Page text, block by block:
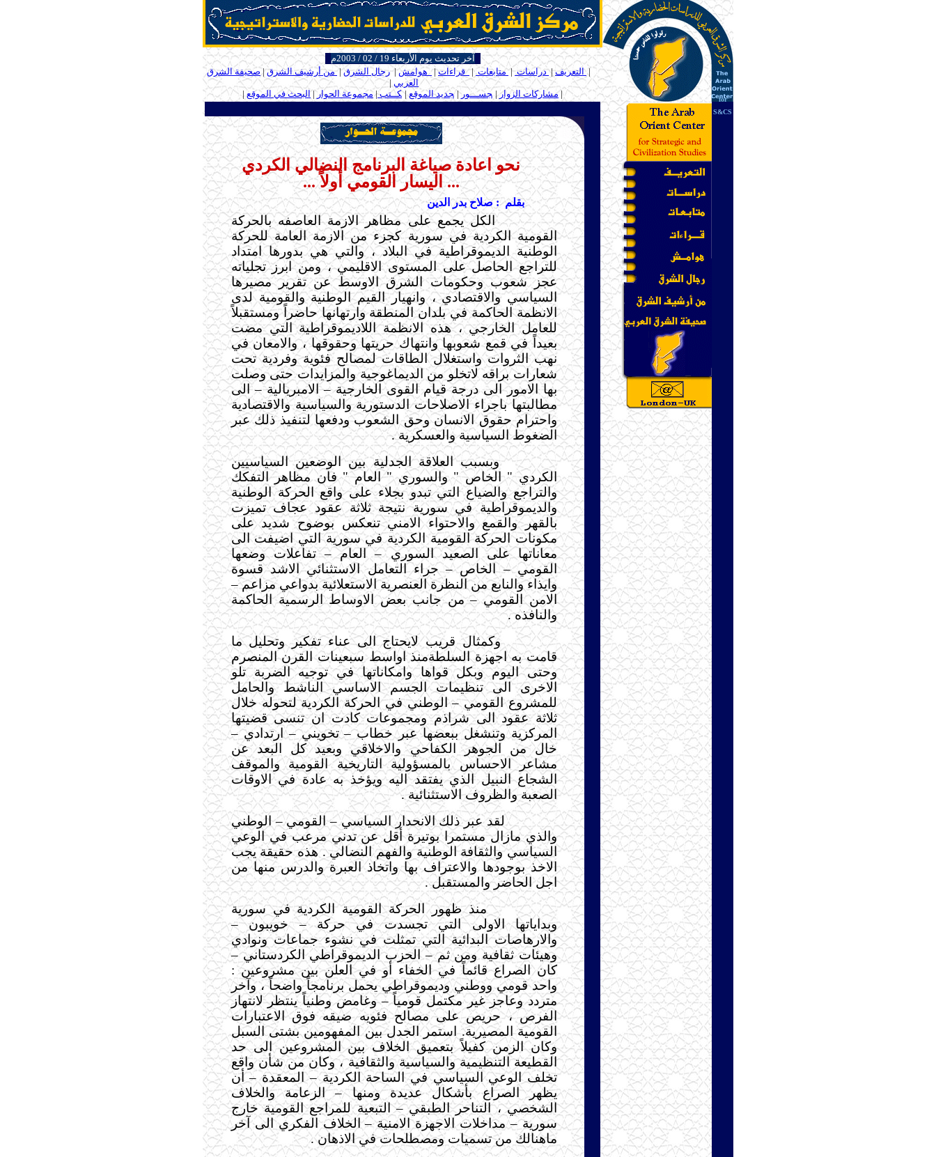
آخر تحديث يوم الأربعاء 19 / 02 / 2003م
ــ |التعريف |دراسات |متابعات| قراءات| هوامش| رجال الشرق| من أرشيف الشرق|صحيفة الشرق
العربي |ـ
|مشاركات الزوار| جســـور|ـجديد الموقع|ـكــتب| مجموعة الحوار | البحث في الموقع|ـ
نحو اعادة صياغة البرنامج النضالي الكردي
... اليسار القومي أولاً ...
بقلم : صلاح بدر الدين
الكل يجمع على مظاهر الازمة العاصفه بالحركة
القومية الكردية في سورية كجزء من الازمة العامة للحركة
الوطنية الديموقراطية في البلاد ، والتي هي بدورها امتداد
للتراجع الحاصل على المستوى الاقليمي ، ومن ابرز تجلياته
عجز شعوب وحكومات الشرق الاوسط عن تقرير مصيرها
السياسي والاقتصادي ، وانهيار القيم الوطنية والقومية لدى
الانظمة الحاكمة في بلدان المنطقة وارتهانها حاضراً ومستقبلاً
للعامل الخارجي ، هذه الانظمة اللاديموقراطية التي مضت
بعيداً في قمع شعوبها وانتهاك حريتها وحقوقها ، والامعان في
نهب الثروات واستغلال الطاقات لمصالح فئوية وفردية تحت
شعارات براقه لاتخلو من الديماغوجية والمزايدات حتى وصلت
بها الامور الى درجة قيام القوى الخارجية – الامبريالية – الى
مطالبتها باجراء الاصلاحات الدستورية والسياسية والاقتصادية
واحترام حقوق الانسان وحق الشعوب ودفعها لتنفيذ ذلك عبر
الضغوط السياسية والعسكرية .
وبسبب العلاقة الجدلية بين الوضعين السياسيين
الكردي " الخاص " والسوري " العام " فان مظاهر التفكك
والتراجع والضياع التي تبدو بجلاء على واقع الحركة الوطنية
والديموقراطية في سورية نتيجة ثلاثة عقود عجاف تميزت
بالقهر والقمع والاحتواء الامني تنعكس بوضوح شديد على
مكونات الحركة القومية الكردية في سورية التي اضيفت الى
معاناتها على الصعيد السوري – العام – تفاعلات وضعها
القومي – الخاص – جراء التعامل الاستثنائي الاشد قسوة
وايذاء والنابع من النظرة العنصرية الاستعلائية بدواعي مزاعم –
الامن القومي – من جانب بعض الاوساط الرسمية الحاكمة
والنافذه .
وكمثال قريب لايحتاج الى عناء تفكير وتحليل ما
قامت به اجهزة السلطةمنذ اواسط سبعينات القرن المنصرم
وحتى اليوم وبكل قواها وامكاناتها في توجيه الضربة تلو
الاخرى الى تنظيمات الجسم الاساسي الناشط والحامل
للمشروع القومي – الوطني في الحركة الكردية لتحوله خلال
ثلاثة عقود الى شراذم ومجموعات كادت ان تنسى قضيتها
المركزية وتنشغل ببعضها عبر خطاب – تخويني – ارتدادي –
خال من الجوهر الكفاحي والاخلاقي وبعيد كل البعد عن
مشاعر الاحساس بالمسؤولية التاريخية القومية والموقف
الشجاع النبيل الذي يفتقد اليه ويؤخذ به عادة في الاوقات
الصعبة والظروف الاستثنائية .
لقد عبر ذلك الانحدار السياسي – القومي – الوطني
والذي مازال مستمرا بوتيرة أقل عن تدني مرعب في الوعي
السياسي والثقافة الوطنية والفهم النضالي . هذه حقيقة يجب
الاخذ بوجودها والاعتراف بها واتخاذ العبرة والدرس منها من
اجل الحاضر والمستقبل .
منذ ظهور الحركة القومية الكردية في سورية
وبداياتها الاولى التي تجسدت في حركة – خويبون –
والارهاصات البدائية التي تمثلت في نشوء جماعات ونوادي
وهيئات ثقافية ومن ثم – الحزب الديموقراطي الكردستاني –
كان الصراع قائماً في الخفاء أو في العلن بين مشروعين :
واحد قومي ووطني وديموقراطي يحمل برنامجاً واضحاً ، وآخر
متردد وعاجز غير مكتمل قومياً – وغامض وطنياً ينتظر لانتهاز
الفرص ، حريص على مصالح فئويه ضيقه فوق الاعتبارات
القومية المصيرية. استمر الجدل بين المفهومين بشتى السبل
وكان الزمن كفيلاً بتعميق الخلاف بين المشروعين الى حد
القطيعة التنظيمية والسياسية والثقافية ، وكان من شأن واقع
تخلف الوعي السياسي في الساحة الكردية – المعقدة – أن
يظهر الصراع بأشكال عديدة ومنها – الزعامة والخلاف
الشخصي ، التناحر الطبقي – التبعية للمراجع القومية خارج
سورية – مداخلات الاجهزة الامنية – الخلاف الفكري الى آخر
ماهنالك من تسميات ومصطلحات في الاذهان .
for
S&CS